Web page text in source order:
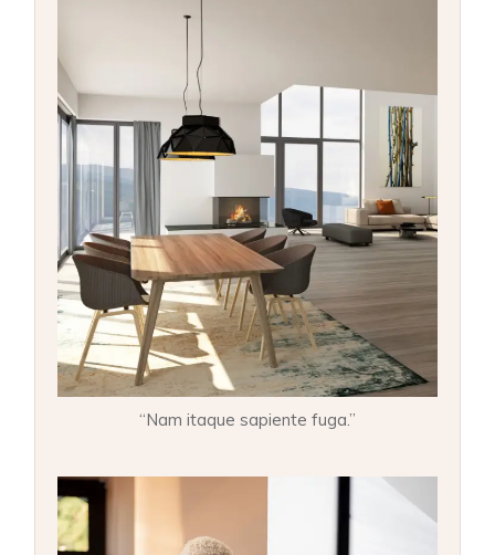
“Nam itaque sapiente fuga.”